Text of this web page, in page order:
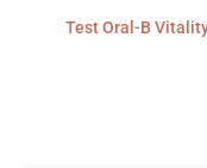
Test Oral-B